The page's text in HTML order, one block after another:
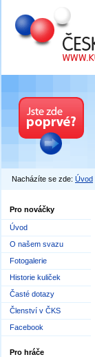
Český
Nacházíte se zde: Úvod
Pro nováčky
Úvod
O našem svazu
Fotogalerie
Historie kuliček
Časté dotazy
Členství v ČKS
Facebook
Pro hráče